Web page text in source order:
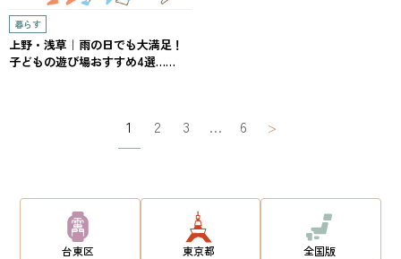
暮らす
上野・浅草｜雨の日でも大満足！
子どもの遊び場おすすめ4選……
稿
ビ
1 2 3 … 6 >
台東区 東京都 全国版